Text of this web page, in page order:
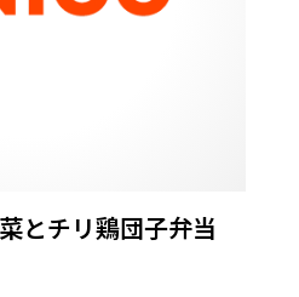
とチリ鶏団子弁当